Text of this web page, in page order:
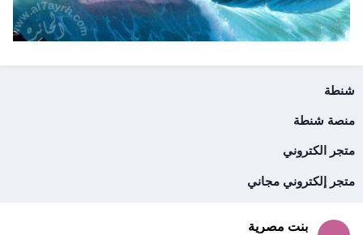
شنطة
منصة شنطة
متجر الكتروني
متجر إلكتروني مجاني
بنت مصرية